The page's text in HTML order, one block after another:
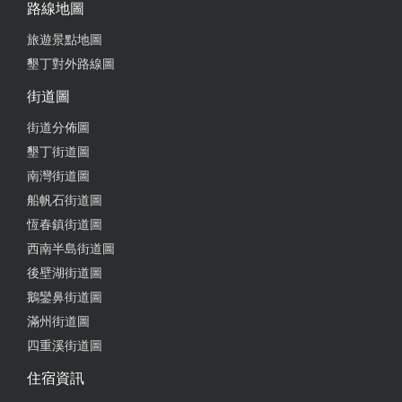
路線地圖
旅遊景點地圖
墾丁對外路線圖
街道圖
街道分佈圖
墾丁街道圖
南灣街道圖
船帆石街道圖
恆春鎮街道圖
西南半島街道圖
後壁湖街道圖
鵝鑾鼻街道圖
滿州街道圖
四重溪街道圖
住宿資訊